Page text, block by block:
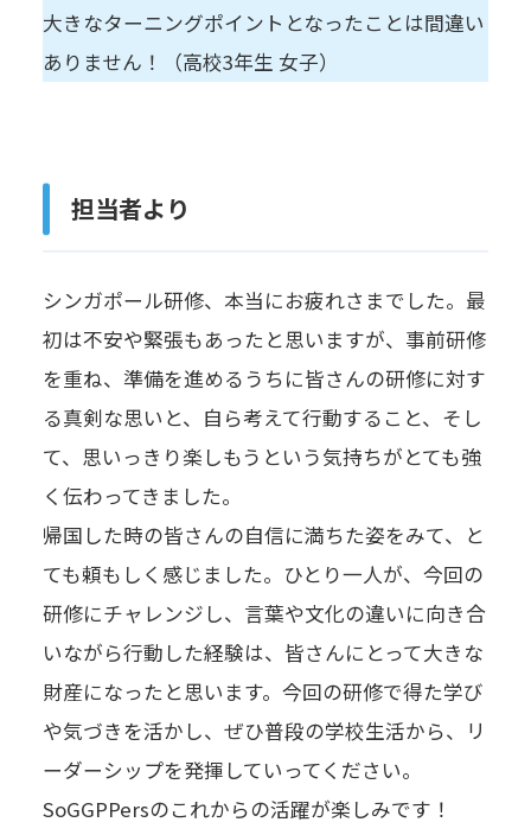
大きなターニングポイントとなったことは間違い
ありません！（高校3年生 女子）
担当者より
シンガポール研修、本当にお疲れさまでした。最
初は不安や緊張もあったと思いますが、事前研修
を重ね、準備を進めるうちに皆さんの研修に対す
る真剣な思いと、自ら考えて行動すること、そし
て、思いっきり楽しもうという気持ちがとても強
く伝わってきました。
帰国した時の皆さんの自信に満ちた姿をみて、と
ても頼もしく感じました。ひとり一人が、今回の
研修にチャレンジし、言葉や文化の違いに向き合
いながら行動した経験は、皆さんにとって大きな
財産になったと思います。今回の研修で得た学び
や気づきを活かし、ぜひ普段の学校生活から、リ
ーダーシップを発揮していってください。
SoGGPPersのこれからの活躍が楽しみです！